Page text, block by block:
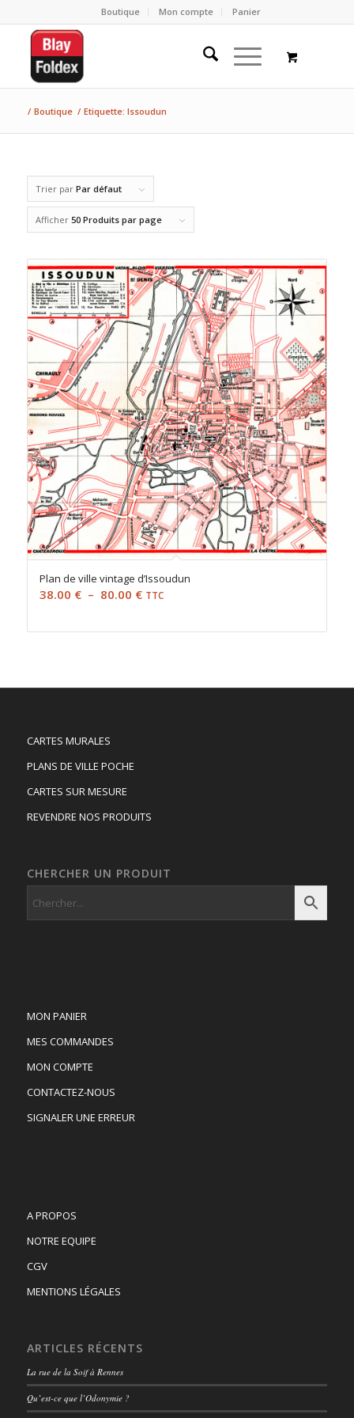
Boutique Mon compte Panier
/ Boutique / Etiquette: Issoudun
Trier par Par défaut
Afficher 50 Produits par page
Plan de ville vintage d’Issoudun
38.00 € – 80.00 €Plage
prix :
80.00 €
TTC
CARTES MURALES
PLANS DE VILLE POCHE
CARTES SUR MESURE
REVENDRE NOS PRODUITS
CHERCHER UN PRODUIT
MON PANIER
MES COMMANDES
MON COMPTE
CONTACTEZ-NOUS
SIGNALER UNE ERREUR
A PROPOS
NOTRE EQUIPE
CGV
MENTIONS LÉGALES
ARTICLES RÉCENTS
La rue de la Soif à Rennes
Qu’est-ce que l’Odonymie ?